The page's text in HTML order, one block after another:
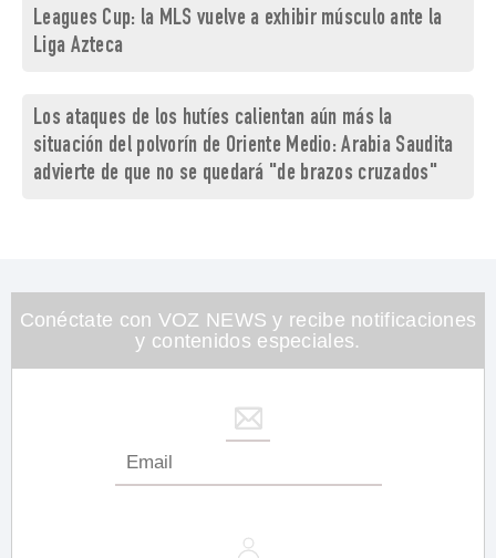
Leagues Cup: la MLS vuelve a exhibir músculo ante la
Liga Azteca
Los ataques de los hutíes calientan aún más la
situación del polvorín de Oriente Medio: Arabia Saudita
advierte de que no se quedará "de brazos cruzados"
Conéctate con VOZ NEWS y recibe notificaciones
y contenidos especiales.